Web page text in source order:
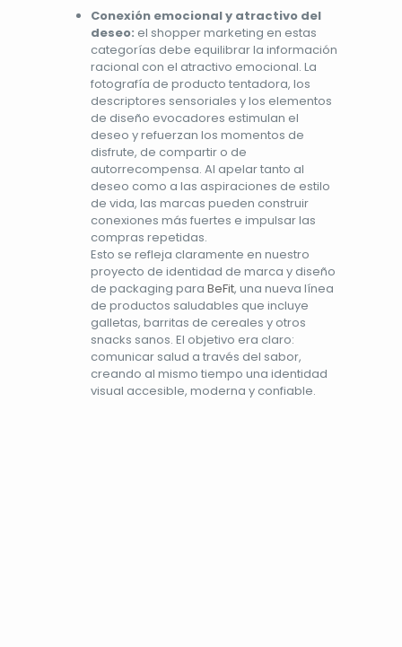
Conexión emocional y atractivo del
deseo: el shopper marketing en estas
categorías debe equilibrar la información
racional con el atractivo emocional. La
fotografía de producto tentadora, los
descriptores sensoriales y los elementos
de diseño evocadores estimulan el
deseo y refuerzan los momentos de
disfrute, de compartir o de
autorrecompensa. Al apelar tanto al
deseo como a las aspiraciones de estilo
de vida, las marcas pueden construir
conexiones más fuertes e impulsar las
compras repetidas.
Esto se refleja claramente en nuestro
proyecto de identidad de marca y diseño
de packaging paraBeFit, una nueva línea
de productos saludables que incluye
galletas, barritas de cereales y otros
snacks sanos. El objetivo era claro:
comunicar salud a través del sabor,
creando al mismo tiempo una identidad
visual accesible, moderna y confiable.